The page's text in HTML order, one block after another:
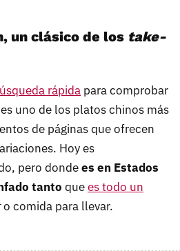
un clásico de los take-
rápida para comprobar
uno de los platos chinos más
de páginas que ofrecen
Hoy es
pero dondees en Estados
tanto quees todo un
o comida para llevar.